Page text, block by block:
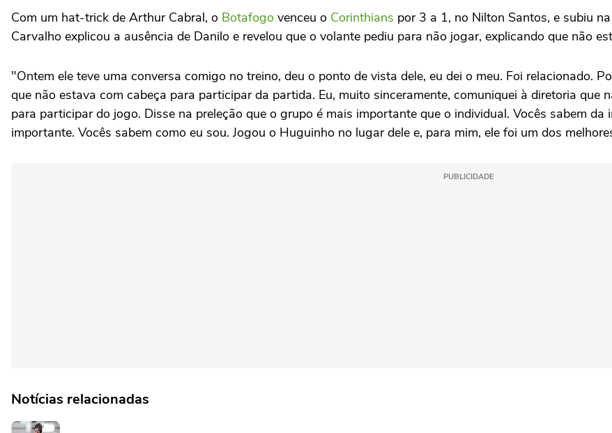
Com um hat-trick de Arthur Cabral, o Botafogo venceu o Corinthians por 3 a 1, no Nilton Santos, e subiu
Carvalho explicou a ausência de Danilo e revelou que o volante pediu para não jogar, explicando que não
"Ontem ele teve uma conversa comigo no treino, deu o ponto de vista dele, eu dei o meu. Foi relacionado.
que não estava com cabeça para participar da partida. Eu, muito sinceramente, comuniquei à diretoria que
para participar do jogo. Disse na preleção que o grupo é mais importante que o individual. Vocês sabem
importante. Vocês sabem como eu sou. Jogou o Huguinho no lugar dele e, para mim, ele foi um dos
PUBLICIDADE
Notícias relacionadas